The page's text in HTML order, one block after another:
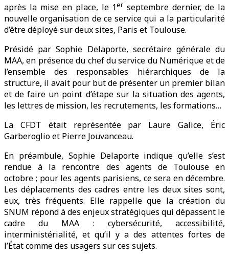
après la mise en place, le 1er septembre dernier, de la
nouvelle organisation de ce service qui a la particularité
d’être déployé sur deux sites, Paris et Toulouse.
Présidé par Sophie Delaporte, secrétaire générale du
MAA, en présence du chef du service du Numérique et de
l’ensemble des responsables hiérarchiques de la
structure, il avait pour but de présenter un premier bilan
et de faire un point d’étape sur la situation des agents,
les lettres de mission, les recrutements, les formations…
La CFDT était représentée par Laure Galice, Éric
Garberoglio et Pierre Jouvanceau.
En préambule, Sophie Delaporte indique qu’elle s’est
rendue à la rencontre des agents de Toulouse en
octobre ; pour les agents parisiens, ce sera en décembre.
Les déplacements des cadres entre les deux sites sont,
eux, très fréquents. Elle rappelle que la création du
SNUM répond à des enjeux stratégiques qui dépassent le
cadre du MAA : cybersécurité, accessibilité,
interministérialité, et qu’il y a des attentes fortes de
l’État comme des usagers sur ces sujets.